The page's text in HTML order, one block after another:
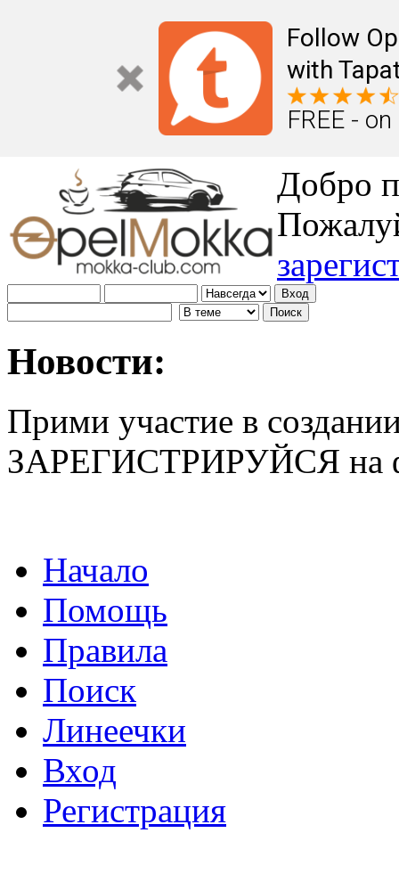
Follow
with
FREE -
Добро
Новости:
Прими участие в
ЗАРЕГИСТРИРУЙСЯ на
Начало
Помощь
Правила
Поиск
Линеечки
Вход
Регистрация